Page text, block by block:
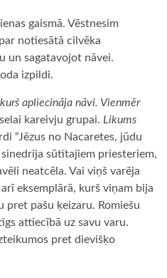
gaismā. Vēstnesim
notiesātā cilvēka
un sagatavojot nāvei.
izpildi.
apliecināja nāvi. Vienmēr
kareivju grupai. Likums
“Jēzus no Nacaretes, jūdu
sinedrija sūtītajiem priesteriem,
neatcēla. Vai viņš varēja
eksemplārā, kurš viņam bija
pret pašu ķeizaru. Romiešu
attiecībā uz savu varu.
pret dievišķo